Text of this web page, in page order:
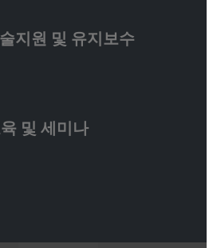
지원 및 유지보수
및 세미나